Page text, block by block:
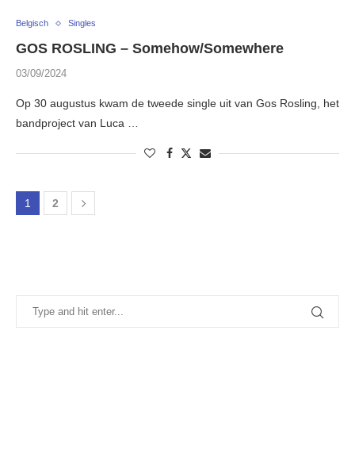
Belgisch Singles
GOS ROSLING – Somehow/Somewhere
03/09/2024
Op 30 augustus kwam de tweede single uit van Gos Rosling, het
bandproject van Luca …
1 2